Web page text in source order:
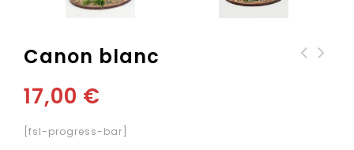
Canon blanc
17,00 €
[fsl-progress-bar]